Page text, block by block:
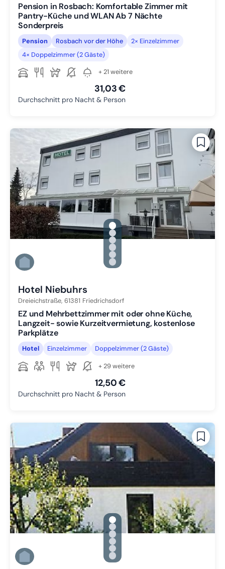
Pension in Rosbach: Komfortable Zimmer mit
Pantry-Küche und WLAN Ab 7 Nächte
Sonderpreis
Pension Rosbach vor der Höhe
2× Einzelzimmer
4× Doppelzimmer (2 Gäste)
+ 21 weitere
31,03 €
Durchschnitt pro Nacht & Person
gallery.slide_selector
Zu Slide 1 wechseln
Zu Slide 2 wechseln
Zu Slide 3 wechseln
Zu Slide 4 wechseln
Zu Slide 5 wechseln
Zu Slide 6 wechseln
Hotel Niebuhrs
Dreieichstraße, 61381 Friedrichsdorf
EZ und Mehrbettzimmer mit oder ohne Küche,
Langzeit- sowie Kurzeitvermietung, kostenlose
Parkplätze
Hotel Einzelzimmer Doppelzimmer (2 Gäste)
+ 29 weitere
12,50 €
Durchschnitt pro Nacht & Person
gallery.slide_selector
Zu Slide 1 wechseln
Zu Slide 2 wechseln
Zu Slide 3 wechseln
Zu Slide 4 wechseln
Zu Slide 5 wechseln
Zu Slide 6 wechseln